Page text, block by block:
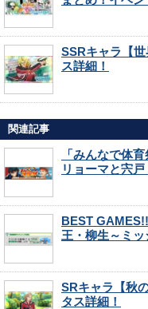
SSRキャラ【
ス詳細！
関連記事
「みんなで体
リョーマと宍
BEST
王・柳生～ミッ
SRキャラ【秋
タス詳細！